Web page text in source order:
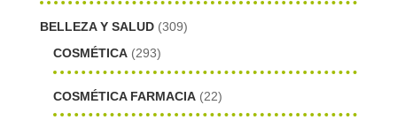
BELLEZA Y SALUD (309)
COSMÉTICA (293)
COSMÉTICA FARMACIA (22)